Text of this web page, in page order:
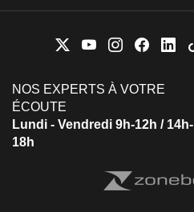
NOS EXPERTS À VOTRE
ÉCOUTE
Lundi - Vendredi 9h-12h / 14h-
18h